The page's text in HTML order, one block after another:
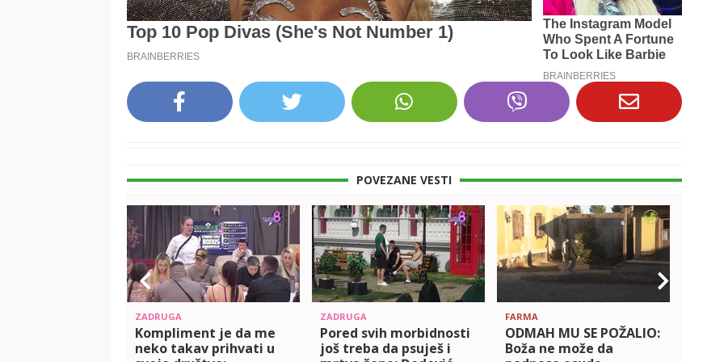
POVEZANE VESTI
ZADRUGA
Kompliment je da me
neko takav prihvati u
ZADRUGA
Pored svih morbidnosti
još treba da psuješ i
FARMA
ODMAH MU SE POŽALIO:
Boža ne može da